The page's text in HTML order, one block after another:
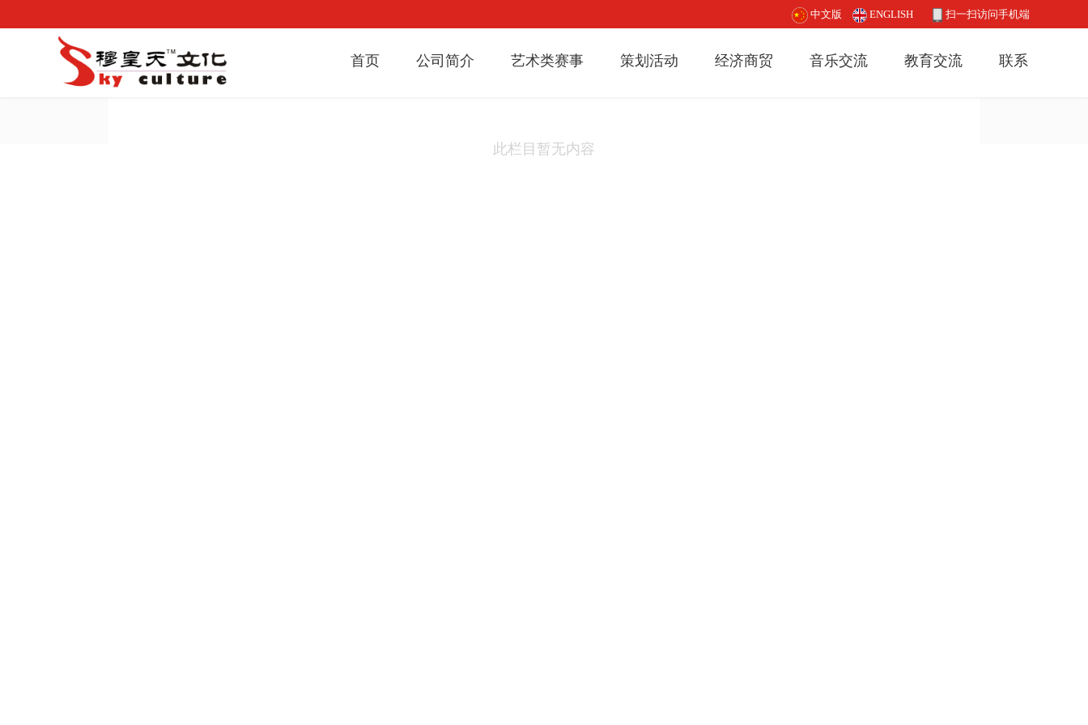
中文版 ENGLISH 扫一扫访问手机端
首页 公司简介 艺术类赛事 策划活动 经济商贸 音乐交流 教育交流 联系
此栏目暂无内容